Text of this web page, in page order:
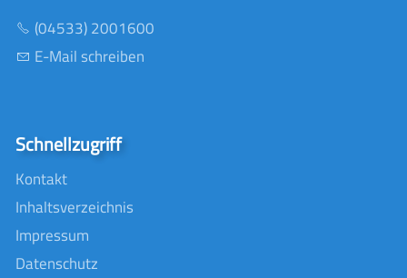
(04533) 2001600
E-Mail schreiben
Schnellzugriff
Kontakt
Inhaltsverzeichnis
Impressum
Datenschutz